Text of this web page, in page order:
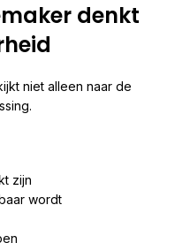
denkt
niet alleen naar de
zijn
wordt